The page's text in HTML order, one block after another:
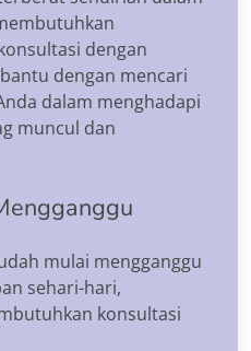
dengan
dengan mencari
dalam menghadapi
muncul dan
mulai mengganggu
sehari-hari,
konsultasi